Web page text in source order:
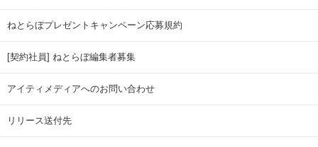
ねとらぼプレゼントキャンペーン応募規約
[契約社員] ねとらぼ編集者募集
アイティメディアへのお問い合わせ
リリース送付先